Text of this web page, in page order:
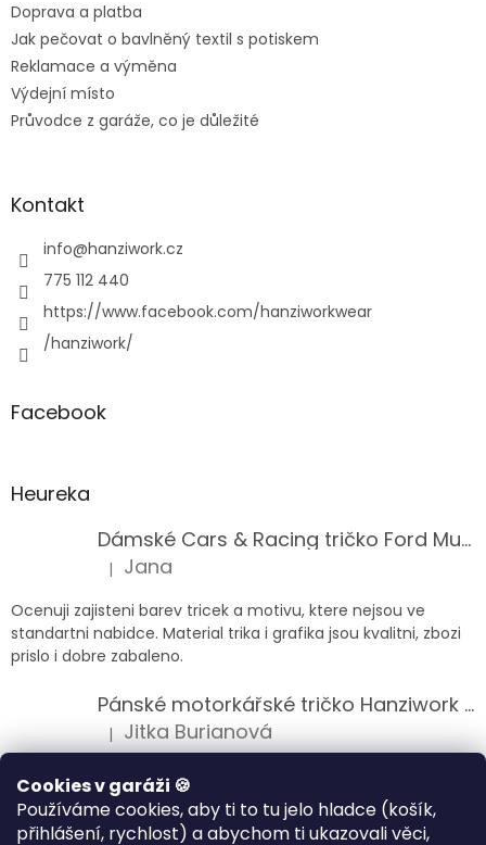
Cookies v garáži 🍪
Používáme cookies, aby ti to tu jelo hladce (košík,
přihlášení, rychlost) a abychom ti ukazovali věci,
Doprava a platba
Jak pečovat o bavlněný textil s potiskem
Reklamace a výměna
Výdejní místo
Průvodce z garáže, co je důležité
Kontakt
info@hanziwork.cz
775 112 440
https://www.facebook.com/hanziworkwear
/hanziwork/
Facebook
Heureka
Dámské Cars & Racing tričko Ford Mustang 5. generace
Hodnocení produktu je 5 z 5 hvězdiček.
| Jana
Ocenuji zajisteni barev tricek a motivu, ktere nejsou ve
standartni nabidce. Material trika i grafika jsou kvalitni, zbozi
prislo i dobre zabaleno.
Pánské motorkářské tričko Hanziwork Custom Bobber
Hodnocení produktu je 5 z 5 hvězdiček.
| Jitka Burianová
Splnil očekávání na jedničku